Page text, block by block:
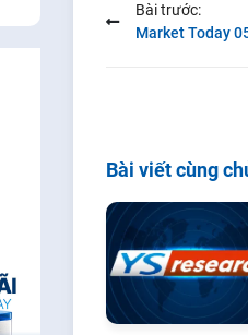
Bài trước:
Bài viết cùng